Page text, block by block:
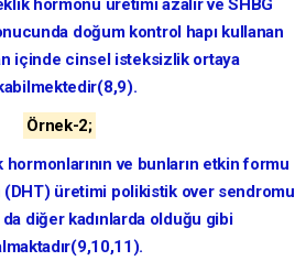
hormonu üretimi azalır ve SHBG
doğum kontrol hapı kullanan
içinde cinsel isteksizlik ortaya
Örnek-2;
ve bunların etkin formu
üretimi polikistik over sendromu
da diğer kadınlarda olduğu gibi